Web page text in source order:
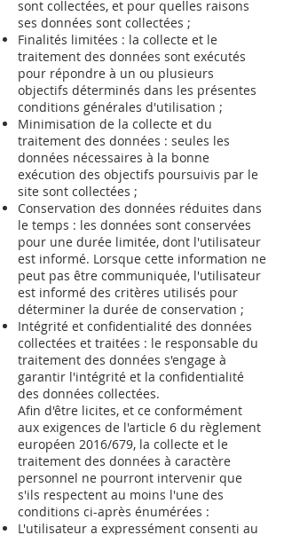
sont collectées, et pour quelles raisons
ses données sont collectées ;
Finalités limitées : la collecte et le
traitement des données sont exécutés
pour répondre à un ou plusieurs
objectifs déterminés dans les présentes
conditions générales d'utilisation ;
Minimisation de la collecte et du
traitement des données : seules les
données nécessaires à la bonne
exécution des objectifs poursuivis par le
site sont collectées ;
Conservation des données réduites dans
le temps : les données sont conservées
pour une durée limitée, dont l'utilisateur
est informé. Lorsque cette information ne
peut pas être communiquée, l'utilisateur
est informé des critères utilisés pour
déterminer la durée de conservation ;
Intégrité et confidentialité des données
collectées et traitées : le responsable du
traitement des données s'engage à
garantir l'intégrité et la confidentialité
des données collectées.
Afin d'être licites, et ce conformément
aux exigences de l'article 6 du règlement
européen 2016/679, la collecte et le
traitement des données à caractère
personnel ne pourront intervenir que
s'ils respectent au moins l'une des
conditions ci-après énumérées :
L'utilisateur a expressément consenti au